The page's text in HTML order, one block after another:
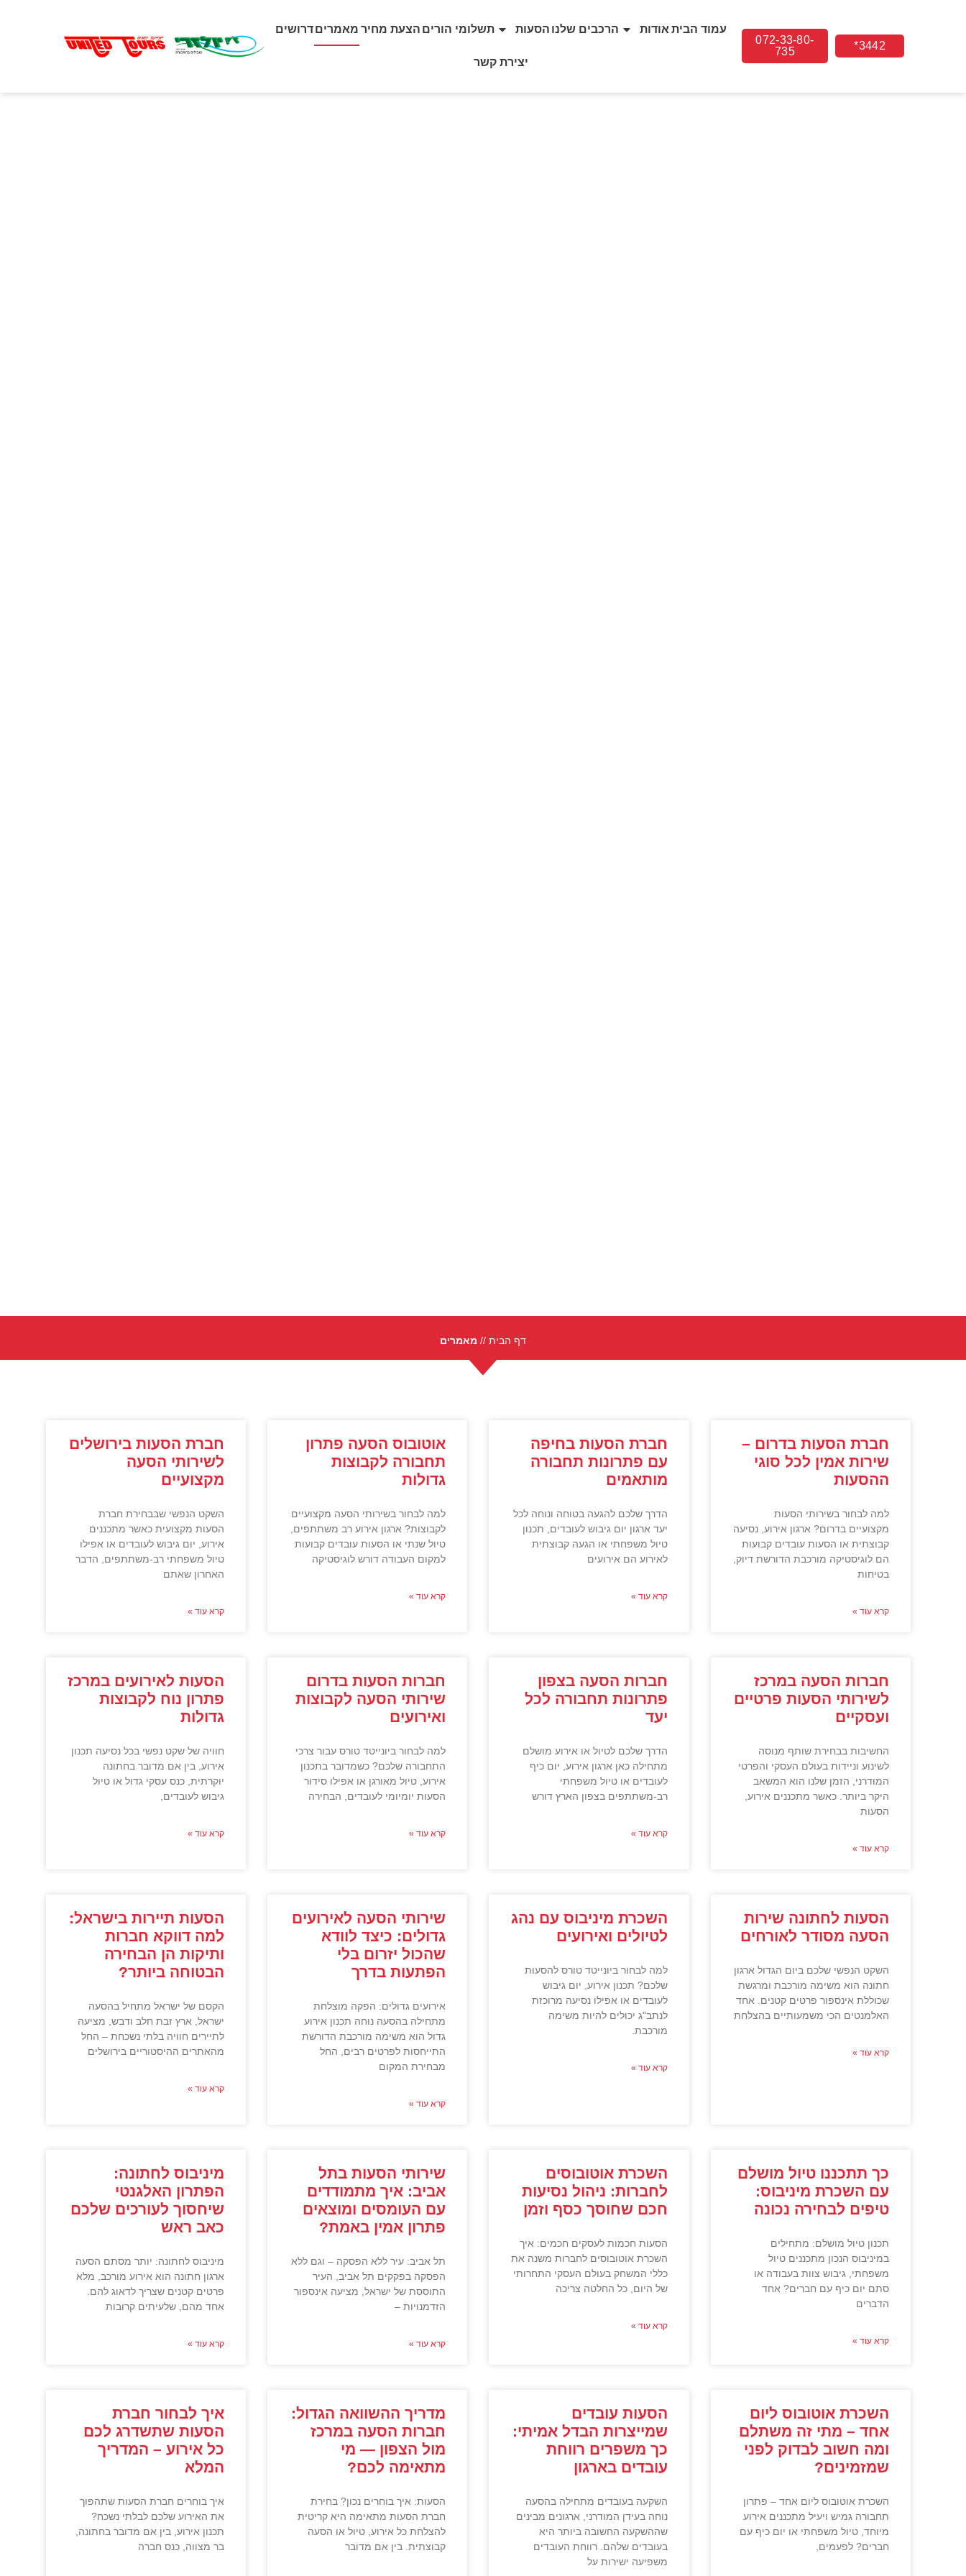
3442*
072-33-80-
735
עמוד הביתאודות הרכבים שלנו הסעות תשלומי הורים הצעת מחיר מאמריםדרושים
יצירת קשר
דף הבית // מאמרים
חברת הסעות בדרום –
שירות אמין לכל סוגי
ההסעות
למה לבחור בשירותי הסעות
מקצועיים בדרום? ארגון אירוע, נסיעה
קבוצתית או הסעות עובדים קבועות
הם לוגיסטיקה מורכבת הדורשת דיוק,
בטיחות
קרא עוד »
חברת הסעות בחיפה
עם פתרונות תחבורה
מותאמים
הדרך שלכם להגעה בטוחה ונוחה לכל
יעד ארגון יום גיבוש לעובדים, תכנון
טיול משפחתי או הגעה קבוצתית
לאירוע הם אירועים
קרא עוד »
אוטובוס הסעה פתרון
תחבורה לקבוצות
גדולות
למה לבחור בשירותי הסעה מקצועיים
לקבוצות? ארגון אירוע רב משתתפים,
טיול שנתי או הסעות עובדים קבועות
למקום העבודה דורש לוגיסטיקה
קרא עוד »
חברת הסעות בירושלים
לשירותי הסעה
מקצועיים
השקט הנפשי שבבחירת חברת
הסעות מקצועית כאשר מתכננים
אירוע, יום גיבוש לעובדים או אפילו
טיול משפחתי רב-משתתפים, הדבר
האחרון שאתם
קרא עוד »
חברות הסעה במרכז
לשירותי הסעות פרטיים
ועסקיים
החשיבות בבחירת שותף מנוסה
לשינוע וניידות בעולם העסקי והפרטי
המודרני, הזמן שלנו הוא המשאב
היקר ביותר. כאשר מתכננים אירוע,
הסעות
קרא עוד »
חברות הסעה בצפון
פתרונות תחבורה לכל
יעד
הדרך שלכם לטיול או אירוע מושלם
מתחילה כאן ארגון אירוע, יום כיף
לעובדים או טיול משפחתי
רב-משתתפים בצפון הארץ דורש
קרא עוד »
חברות הסעות בדרום
שירותי הסעה לקבוצות
ואירועים
למה לבחור ביונייטד טורס עבור צרכי
התחבורה שלכם? כשמדובר בתכנון
אירוע, טיול מאורגן או אפילו סידור
הסעות יומיומי לעובדים, הבחירה
קרא עוד »
הסעות לאירועים במרכז
פתרון נוח לקבוצות
גדולות
חוויה של שקט נפשי בכל נסיעה תכנון
אירוע, בין אם מדובר בחתונה
יוקרתית, כנס עסקי גדול או טיול
גיבוש לעובדים,
קרא עוד »
הסעות לחתונה שירות
הסעה מסודר לאורחים
השקט הנפשי שלכם ביום הגדול ארגון
חתונה הוא משימה מורכבת ומרגשת
שכוללת אינספור פרטים קטנים. אחד
האלמנטים הכי משמעותיים בהצלחת
קרא עוד »
השכרת מיניבוס עם נהג
לטיולים ואירועים
למה לבחור ביונייטד טורס להסעות
שלכם? תכנון אירוע, יום גיבוש
לעובדים או אפילו נסיעה מרוכזת
לנתב"ג יכולים להיות משימה
מורכבת.
קרא עוד »
שירותי הסעה לאירועים
גדולים: כיצד לוודא
שהכול יזרום בלי
הפתעות בדרך
אירועים גדולים: הפקה מוצלחת
מתחילה בהסעה נוחה תכנון אירוע
גדול הוא משימה מורכבת הדורשת
התייחסות לפרטים רבים, החל
מבחירת המקום
קרא עוד »
הסעות תיירות בישראל:
למה דווקא חברות
ותיקות הן הבחירה
הבטוחה ביותר?
הקסם של ישראל מתחיל בהסעה
ישראל, ארץ זבת חלב ודבש, מציעה
לתיירים חוויה בלתי נשכחת – החל
מהאתרים ההיסטוריים בירושלים
קרא עוד »
כך תתכננו טיול מושלם
עם השכרת מיניבוס:
טיפים לבחירה נכונה
תכנון טיול מושלם: מתחילים
במיניבוס הנכון מתכננים טיול
משפחתי, גיבוש צוות בעבודה או
סתם יום כיף עם חברים? אחד
הדברים
קרא עוד »
השכרת אוטובוסים
לחברות: ניהול נסיעות
חכם שחוסך כסף וזמן
הסעות חכמות לעסקים חכמים: איך
השכרת אוטובוסים לחברות משנה את
כללי המשחק בעולם העסקי התחרותי
של היום, כל החלטה צריכה
קרא עוד »
שירותי הסעות בתל
אביב: איך מתמודדים
עם העומסים ומוצאים
פתרון אמין באמת?
תל אביב: עיר ללא הפסקה – וגם ללא
הפסקה בפקקים תל אביב, העיר
התוססת של ישראל, מציעה אינספור
הזדמנויות –
קרא עוד »
מיניבוס לחתונה:
הפתרון האלגנטי
שיחסוך לעורכים שלכם
כאב ראש
מיניבוס לחתונה: יותר מסתם הסעה
ארגון חתונה הוא אירוע מורכב, מלא
פרטים קטנים שצריך לדאוג להם.
אחד מהם, שלעיתים קרובות
קרא עוד »
השכרת אוטובוס ליום
אחד – מתי זה משתלם
ומה חשוב לבדוק לפני
שמזמינים?
השכרת אוטובוס ליום אחד – פתרון
תחבורה גמיש ויעיל מתכננים אירוע
מיוחד, טיול משפחתי או יום כיף עם
חברים? לפעמים,
הסעות עובדים
שמייצרות הבדל אמיתי:
כך משפרים רווחת
עובדים בארגון
השקעה בעובדים מתחילה בהסעה
נוחה בעידן המודרני, ארגונים מבינים
שההשקעה החשובה ביותר היא
בעובדים שלהם. רווחת העובדים
משפיעה ישירות על
מדריך ההשוואה הגדול:
חברות הסעה במרכז
מול הצפון — מי
מתאימה לכם?
הסעות: איך בוחרים נכון? בחירת
חברת הסעות מתאימה היא קריטית
להצלחת כל אירוע, טיול או הסעה
קבוצתית. בין אם מדובר
איך לבחור חברת
הסעות שתשדרג לכם
כל אירוע – המדריך
המלא
איך בוחרים חברת הסעות שתהפוך
את האירוע שלכם לבלתי נשכח?
תכנון אירוע, בין אם מדובר בחתונה,
בר מצווה, כנס חברה